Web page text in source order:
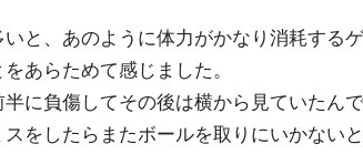
と、あのように体力がかなり消耗する
あらためて感じました。
に負傷してその後は横から見ていたん
スをしたらまたボールを取りにいかない